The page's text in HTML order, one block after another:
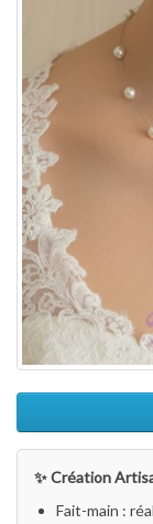
✨ Création
Fait-main :